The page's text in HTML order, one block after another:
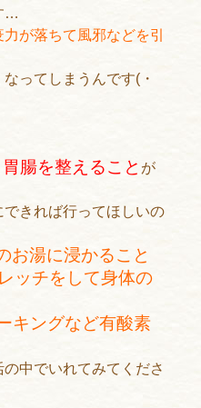
…
力が落ちて風邪などを引
なってしまうんです(・
腸を整えること が
きれば行ってほしいの
湯に浸かること
ッチをして身体の
キングなど有酸素
中でいれてみてくださ